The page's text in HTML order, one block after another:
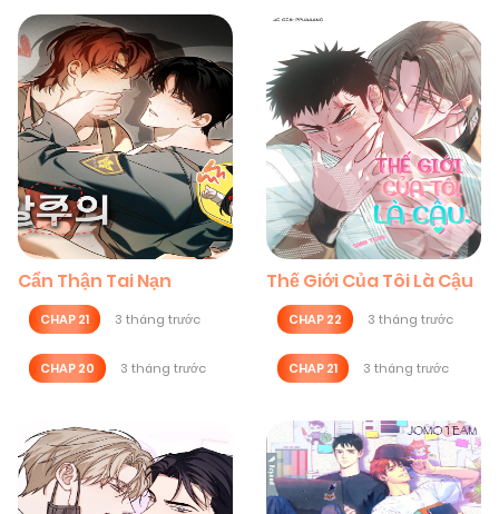
Cẩn Thận Tai Nạn
CHAP 21 3 tháng trước
CHAP 20 3 tháng trước
Thế Giới Của Tôi Là Cậu
CHAP 22 3 tháng trước
CHAP 21 3 tháng trước